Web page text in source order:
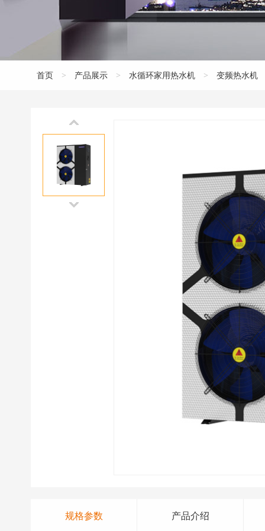
首页 > 产品展示 > 水循环家用热水机 > 变频热水机
规格参数 产品介绍